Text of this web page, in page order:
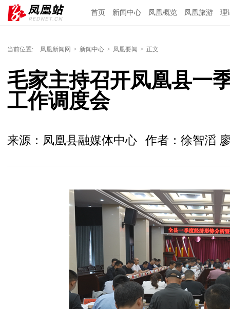
首页 新闻中心 凤凰概览 凤凰旅游 理
当前位置: 凤凰新闻网 > 新闻中心 > 凤凰要闻 > 正文
毛家主持召开凤凰县一
工作调度会
来源：凤凰县融媒体中心 作者：徐智滔